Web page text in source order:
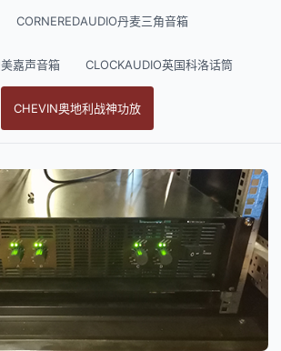
CORNEREDAUDIO丹麦三角音箱
嘉声音箱 CLOCKAUDIO英国科洛话筒
CHEVIN奥地利战神功放